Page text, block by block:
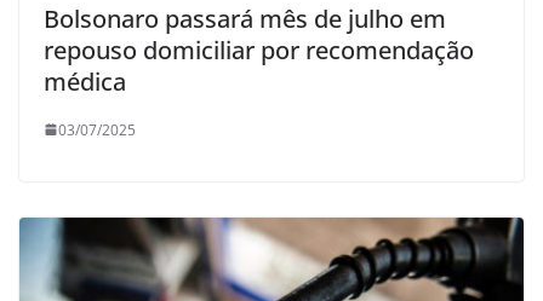
Bolsonaro passará mês de julho em
repouso domiciliar por recomendação
médica
03/07/2025